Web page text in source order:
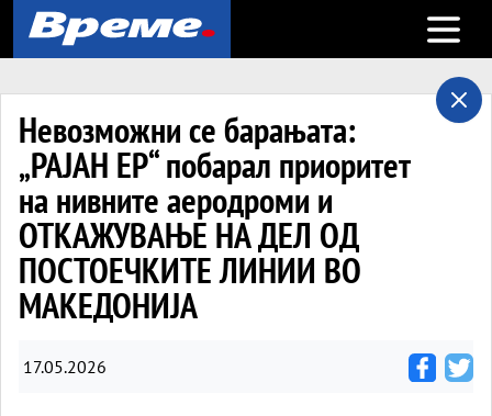
Open
Невозможни се барањата:
„РАЈАН ЕР“ побарал приоритет
на нивните аеродроми и
ОТКАЖУВАЊЕ НА ДЕЛ ОД
ПОСТОЕЧКИТЕ ЛИНИИ ВО
МАКЕДОНИЈА
17.05.2026